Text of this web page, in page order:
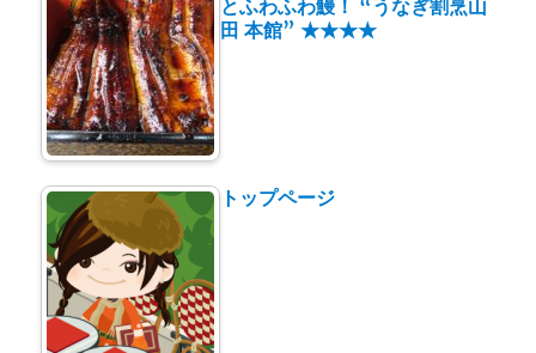
とふわふわ鰻！ “うなぎ割烹山
田 本館” ★★★★
トップページ